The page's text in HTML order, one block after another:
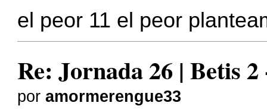
el peor 11 el peor
Re: Jornada 26 | Betis
poramormerengue33